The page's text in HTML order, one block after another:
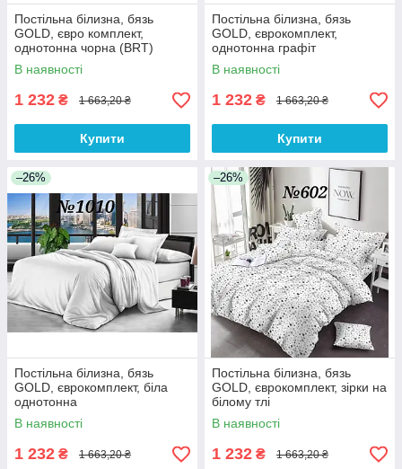
Постільна білизна, бязь
GOLD, євро комплект,
однотонна чорна (BRT)
В наявності
1 232 ₴ 1 663,20 ₴
Купити
Постільна білизна, бязь
GOLD, єврокомплект,
однотонна графіт
В наявності
1 232 ₴ 1 663,20 ₴
Купити
–26%
Постільна білизна, бязь
GOLD, єврокомплект, біла
однотонна
В наявності
1 232 ₴ 1 663,20 ₴
–26%
Постільна білизна, бязь
GOLD, єврокомплект, зірки на
білому тлі
В наявності
1 232 ₴ 1 663,20 ₴